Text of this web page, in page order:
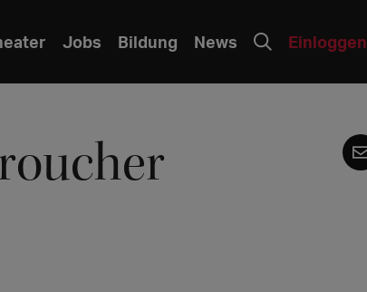
Jobs Bildung News Einloggen